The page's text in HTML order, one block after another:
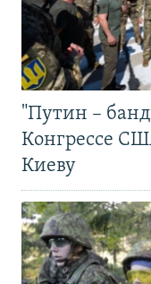
"Путин –
Конгрессе
Киеву